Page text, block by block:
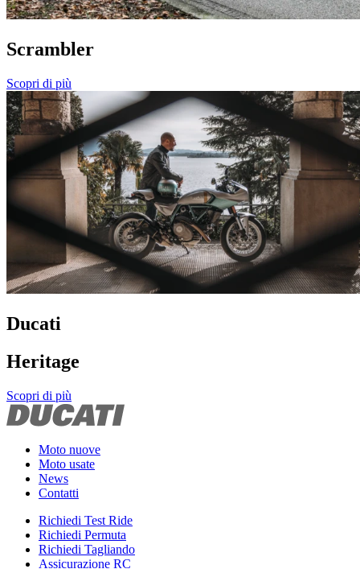
Scrambler
Scopri di più
Ducati
Heritage
Scopri di più
Moto nuove
Moto usate
News
Contatti
Richiedi Test Ride
Richiedi Permuta
Richiedi Tagliando
Assicurazione RC